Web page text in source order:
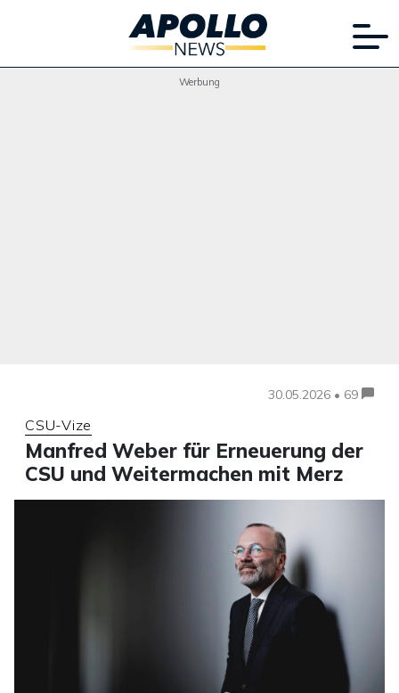
Werbung
30.05.2026 • 69
CSU-Vize
Manfred Weber für Erneuerung der
CSU und Weitermachen mit Merz